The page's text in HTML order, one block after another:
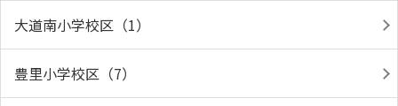
大道南小学校区（1）
豊里小学校区（7）